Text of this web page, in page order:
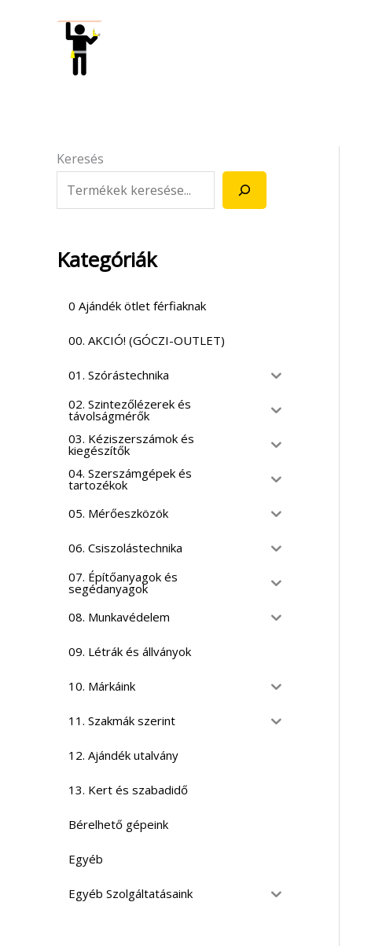
Keresés
Kategóriák
0 Ajándék ötlet férfiaknak
00. AKCIÓ! (GÓCZI-OUTLET)
01. Szórástechnika
02. Szintezőlézerek és
távolságmérők
03. Kéziszerszámok és
kiegészítők
04. Szerszámgépek és
tartozékok
05. Mérőeszközök
06. Csiszolástechnika
07. Építőanyagok és
segédanyagok
08. Munkavédelem
09. Létrák és állványok
10. Márkáink
11. Szakmák szerint
12. Ajándék utalvány
13. Kert és szabadidő
Bérelhető gépeink
Egyéb
Egyéb Szolgáltatásaink